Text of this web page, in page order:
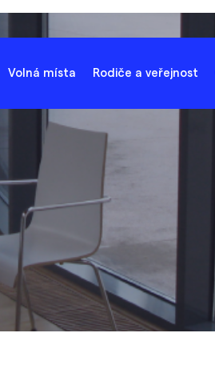
Volná místa Rodiče a veřejnost